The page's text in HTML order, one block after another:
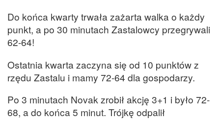
Do końca kwarty trwała zażarta walka o każdy
punkt, a po 30 minutach Zastalowcy przegrywali
62-64!
Ostatnia kwarta zaczyna się od 10 punktów z
rzędu Zastalu i mamy 72-64 dla gospodarzy.
Po 3 minutach Novak zrobił akcję 3+1 i było 72-
68, a do końca 5 minut. Trójkę odpalił